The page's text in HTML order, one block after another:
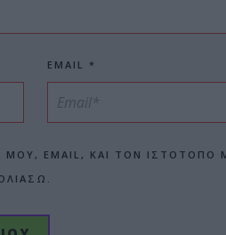
EMAIL *
EMAIL, ΚΑΙ ΤΟΝ ΙΣΤΌΤΟΠΟ